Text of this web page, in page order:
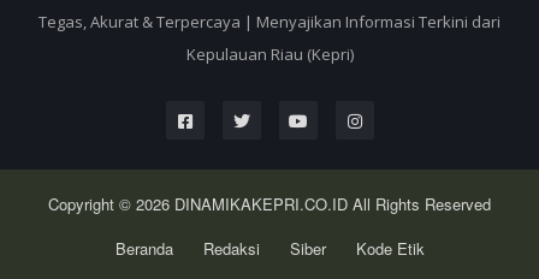
Tegas, Akurat & Terpercaya | Menyajikan Informasi Terkini dari
Kepulauan Riau (Kepri)
Copyright © 2026 DINAMIKAKEPRI.CO.ID All Rights Reserved
Beranda
Redaksi Siber Kode Etik